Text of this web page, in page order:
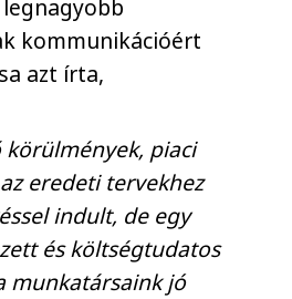
kommunikációért
azt írta,
körülmények, piaci
eredeti tervekhez
indult, de egy
és költségtudatos
munkatársaink jó